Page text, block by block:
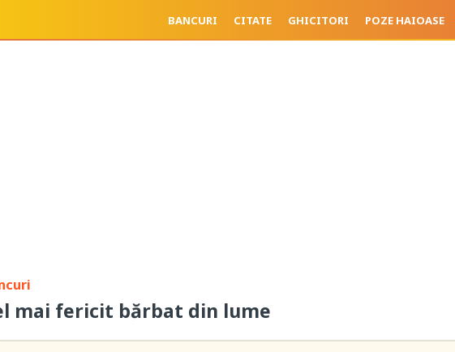
BANCURI CITATE GHICITORI POZE HAIOASE
mai fericit bărbat din lume